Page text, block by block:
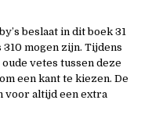
beslaat in dit boek 31
310 mogen zijn. Tijdens
vetes tussen deze
een kant te kiezen. De
voor altijd een extra